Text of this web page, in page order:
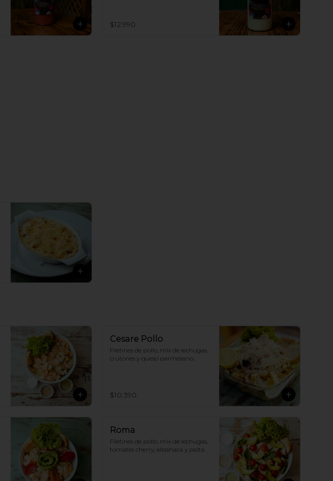
$12.990
Cesare Pollo
Filetines de pollo, mix de lechugas,
crutones y queso parmesano.
$10.390
Roma
Filetines de pollo, mix de lechugas,
tomates cherry, albahaca y palta.